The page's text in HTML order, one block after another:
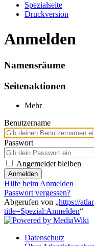
Spezialseite
Druckversion
Anmelden
Namensräume
Seitenaktionen
Mehr
Benutzername
Passwort
Angemeldet bleiben
Anmelden
Hilfe beim Anmelden
Passwort vergessen?
Abgerufen von „https://
title=Spezial:Anmelden“
Datenschutz